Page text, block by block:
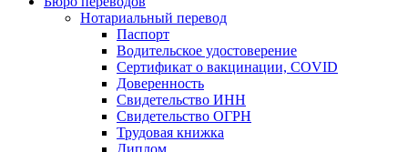
Нотариальный перевод
Паспорт
Водительское удостоверение
Сертификат о вакцинации, COVID
Доверенность
Свидетельство ИНН
Свидетельство ОГРН
Трудовая книжка
Диплом